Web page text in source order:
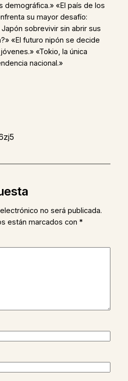
demográfica.» «El país de los
su mayor desafío:
sobrevivir sin abrir sus
«El futuro nipón se decide
«Tokio, la única
nacional.»
no será publicada.
están marcados con *